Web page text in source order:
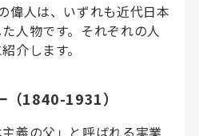
偉人は、いずれも近代日本
人物です。それぞれの人
介します。
（1840-1931）
義の父」と呼ばれる実業